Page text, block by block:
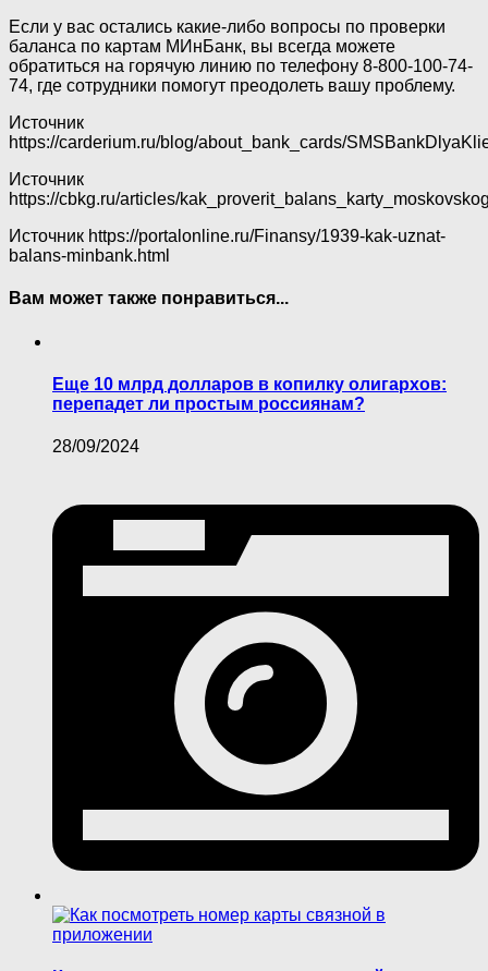
Если у вас остались какие-либо вопросы по проверки
баланса по картам МИнБанк, вы всегда можете
обратиться на горячую линию по телефону 8-800-100-74-
74, где сотрудники помогут преодолеть вашу проблему.
Источник
https://carderium.ru/blog/about_bank_cards/
Источник
https://cbkg.ru/articles/
Источник https://portalonline.ru/Finansy/1939-kak-uznat-
balans-minbank.html
Вам может также понравиться...
Еще 10 млрд долларов в копилку олигархов:
перепадет ли простым россиянам?
28/09/2024